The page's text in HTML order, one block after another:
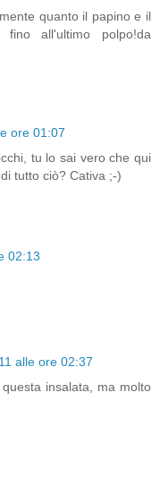
quanto il papino e il
all'ultimo polpo!da
ore 01:07
tu lo sai vero che qui
tutto ciò? Cativa ;-)
02:13
alle ore 02:37
insalata, ma molto